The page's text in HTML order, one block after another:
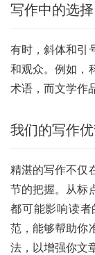
写作中的选择
有时，斜体和引
和观众。例如，
术语，而文学作
我们的写作
精湛的写作不仅
节的把握。从标
都可能影响读
范，能够帮助你
法，以增强你文